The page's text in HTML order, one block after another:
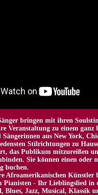
bringen mit ihren
Veranstaltung zu einem ganz
Sängerinnen aus New York,
Stilrichtungen zu
das Publikum mitzureißen
Sie können einen oder
buchen.
Afroamerikanischen
Pianisten - Ihr Lieblingslied in
Blues, Jazz, Musical, Klassik